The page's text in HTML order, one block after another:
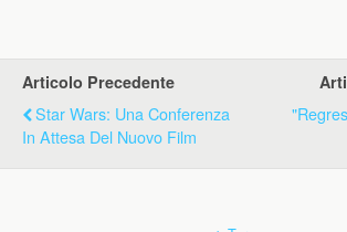
Articolo Precedente
Star Wars: Una Conferenza
In Attesa Del Nuovo Film